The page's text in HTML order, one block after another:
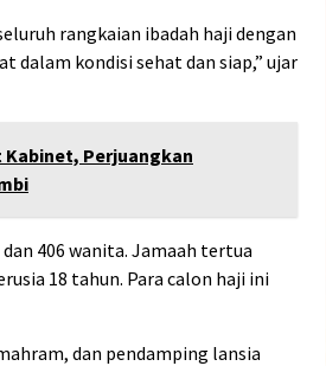
rangkaian ibadah haji dengan
dalam kondisi sehat dan siap,” ujar
Perjuangkan
406 wanita. Jamaah tertua
18 tahun. Para calon haji ini
dan pendamping lansia